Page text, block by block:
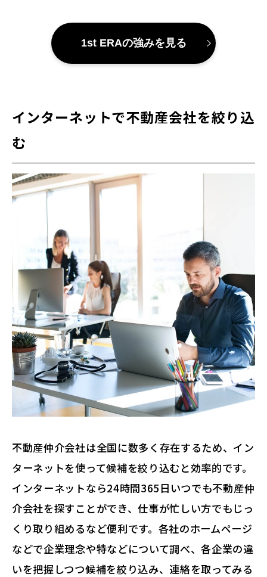
1st ERAの強みを見る
インターネットで不動産会社を絞り込
む
不動産仲介会社は全国に数多く存在するため、イン
ターネットを使って候補を絞り込むと効率的です。
インターネットなら24時間365日いつでも不動産仲
介会社を探すことができ、仕事が忙しい方でもじっ
くり取り組めるなど便利です。各社のホームページ
などで企業理念や特などについて調べ、各企業の違
いを把握しつつ候補を絞り込み、連絡を取ってみる